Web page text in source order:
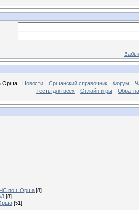
Орша Новости Оршанский справочник Форум
Тесты для всех
Онлайн игры
по г. Орша [8]
[8]
[51]